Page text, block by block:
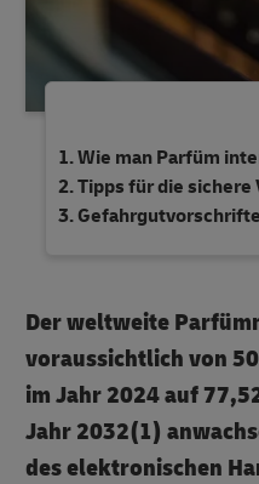
Wie man Parfüm
Tipps für die sichere
Der weltweite
voraussichtlich von
im Jahr 2024 auf
Jahr 2032(1)
des elektronischen